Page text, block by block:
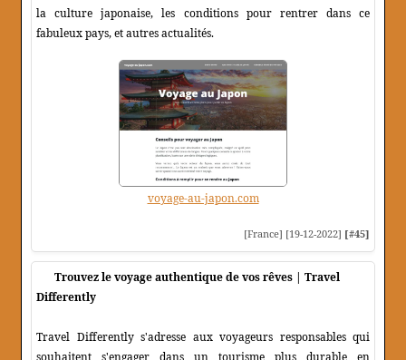
la culture japonaise, les conditions pour rentrer dans ce
fabuleux pays, et autres actualités.
voyage-au-japon.com
[France] [19-12-2022] [#45]
Trouvez le voyage authentique de vos rêves | Travel
Differently
Travel Differently s'adresse aux voyageurs responsables qui